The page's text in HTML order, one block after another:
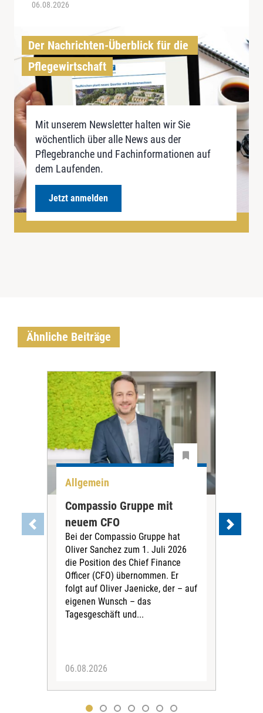
06.08.2026
Der Nachrichten-Überblick für die
Pflegewirtschaft
Mit unserem Newsletter halten wir Sie
wöchentlich über alle News aus der
Pflegebranche und Fachinformationen auf
dem Laufenden.
Jetzt anmelden
Ähnliche Beiträge
Allgemein
Compassio Gruppe mit
neuem CFO
Bei der Compassio Gruppe hat
Oliver Sanchez zum 1. Juli 2026
die Position des Chief Finance
Officer (CFO) übernommen. Er
folgt auf Oliver Jaenicke, der – auf
eigenen Wunsch – das
Tagesgeschäft und...
06.08.2026